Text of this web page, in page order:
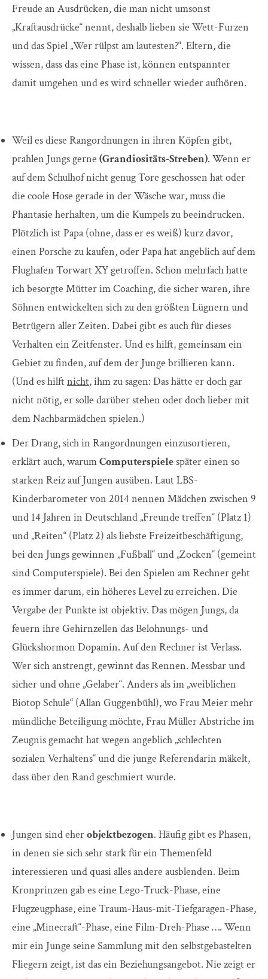
Freude an Ausdrücken, die man nicht umsonst
„Kraftausdrücke“ nennt, deshalb lieben sie Wett-Furzen
und das Spiel „Wer rülpst am lautesten?“. Eltern, die
wissen, dass das eine Phase ist, können entspannter
damit umgehen und es wird schneller wieder aufhören.
Weil es diese Rangordnungen in ihren Köpfen gibt,
prahlen Jungs gerne (Grandiositäts-Streben). Wenn er
auf dem Schulhof nicht genug Tore geschossen hat oder
die coole Hose gerade in der Wäsche war, muss die
Phantasie herhalten, um die Kumpels zu beeindrucken.
Plötzlich ist Papa (ohne, dass er es weiß) kurz davor,
einen Porsche zu kaufen, oder Papa hat angeblich auf dem
Flughafen Torwart XY getroffen. Schon mehrfach hatte
ich besorgte Mütter im Coaching, die sicher waren, ihre
Söhnen entwickelten sich zu den größten Lügnern und
Betrügern aller Zeiten. Dabei gibt es auch für dieses
Verhalten ein Zeitfenster. Und es hilft, gemeinsam ein
Gebiet zu finden, auf dem der Junge brillieren kann.
(Und es hilftnicht, ihm zu sagen: Das hätte er doch gar
nicht nötig, er solle darüber stehen oder doch lieber mit
dem Nachbarmädchen spielen.)
Der Drang, sich in Rangordnungen einzusortieren,
erklärt auch, warumComputerspielespäter einen so
starken Reiz auf Jungen ausüben. Laut LBS-
Kinderbarometer von 2014 nennen Mädchen zwischen 9
und 14 Jahren in Deutschland „Freunde treffen“ (Platz 1)
und „Reiten“ (Platz 2) als liebste Freizeitbeschäftigung,
bei den Jungs gewinnen „Fußball“ und „Zocken“ (gemeint
sind Computerspiele). Bei den Spielen am Rechner geht
es immer darum, ein höheres Level zu erreichen. Die
Vergabe der Punkte ist objektiv. Das mögen Jungs, da
feuern ihre Gehirnzellen das Belohnungs- und
Glückshormon Dopamin. Auf den Rechner ist Verlass.
Wer sich anstrengt, gewinnt das Rennen. Messbar und
sicher und ohne „Gelaber“. Anders als im „weiblichen
Biotop Schule“ (Allan Guggenbühl), wo Frau Meier mehr
mündliche Beteiligung möchte, Frau Müller Abstriche im
Zeugnis gemacht hat wegen angeblich „schlechten
sozialen Verhaltens“ und die junge Referendarin mäkelt,
dass über den Rand geschmiert wurde.
Jungen sind eherobjektbezogen. Häufig gibt es Phasen,
in denen sie sich sehr stark für ein Themenfeld
interessieren und quasi alles andere ausblenden. Beim
Kronprinzen gab es eine Lego-Truck-Phase, eine
Flugzeugphase, eine Traum-Haus-mit-Tiefgaragen-Phase,
eine „Minecraft“-Phase, eine Film-Dreh-Phase …. Wenn
mir ein Junge seine Sammlung mit den selbstgebastelten
Fliegern zeigt, ist das ein Beziehungsangebot. Nie zeigt er